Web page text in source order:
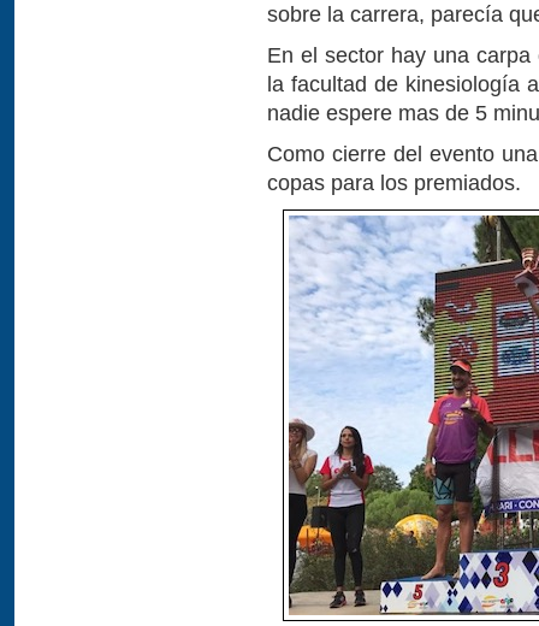
sobre la carrera, parecía
En el sector hay una
la facultad de kinesiología
nadie espere mas de 5
Como cierre del evento
copas para los premiados.